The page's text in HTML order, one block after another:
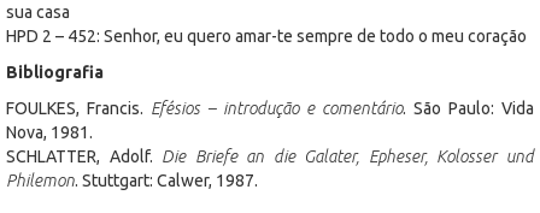
sua casa
HPD 2 – 452: Senhor, eu quero amar-te sempre de todo o meu coração
Bibliografia
FOULKES, Francis. Efésios – introdução e comentário. São Paulo: Vida
Nova, 1981.
SCHLATTER, Adolf. Die Briefe an die Galater, Epheser, Kolosser und
Philemon. Stuttgart: Calwer, 1987.